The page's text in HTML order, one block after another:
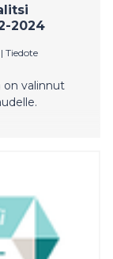
2024
| Tiedote
on valinnut